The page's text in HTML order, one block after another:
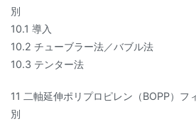
別
10.1 導入
10.2 チューブラー法／バブル法
10.3 テンター法
11 二軸延伸ポリプロピレン（BOPP）フ
別